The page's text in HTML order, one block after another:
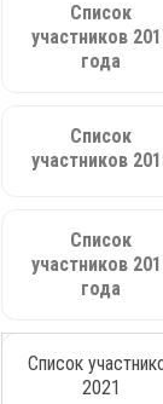
Список
участников
года
Список
участников
Список
участников
года
Список
2021